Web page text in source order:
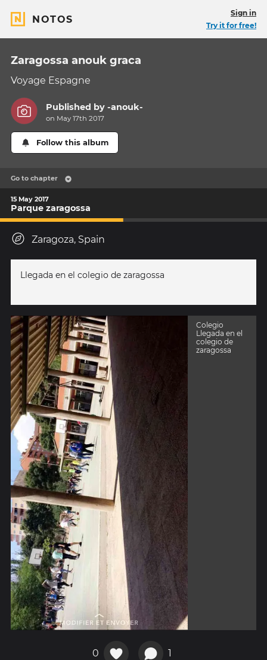
NOTOS
Sign in
Try it for free!
Zaragossa anouk graca
Voyage Espagne
Published by-anouk-
on May 17th 2017
Follow this album
Go to chapter
15 May 2017
Parque zaragossa
Zaragoza, Spain
Llegada en el colegio de zaragossa
Colegio
Llegada en el
colegio de
zaragossa
0 1